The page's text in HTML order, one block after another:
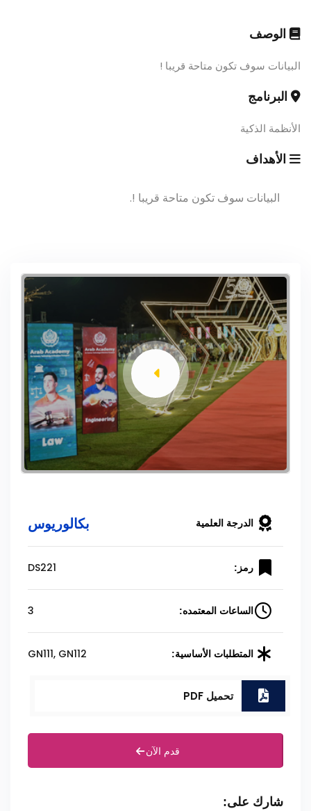
الوصف
البيانات سوف تكون متاحة قريبا !
البرنامج
الأنظمة الذكية
الأهداف
البيانات سوف تكون متاحة قريبا !.
الدرجة العلمية بكالوريوس
رمز: DS221
الساعات المعتمده: 3
المتطلبات الأساسية: GN111, GN112
تحميل PDF
قدم الآن
شارك على: